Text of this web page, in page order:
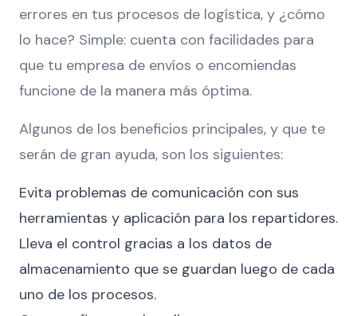
errores en tus procesos de logística, y ¿cómo
lo hace? Simple: cuenta con facilidades para
que tu empresa de envíos o encomiendas
funcione de la manera más óptima.
Algunos de los beneficios principales, y que te
serán de gran ayuda, son los siguientes:
Evita problemas de comunicación con sus
herramientas y aplicación para los repartidores.
Lleva el control gracias a los datos de
almacenamiento que se guardan luego de cada
uno de los procesos.